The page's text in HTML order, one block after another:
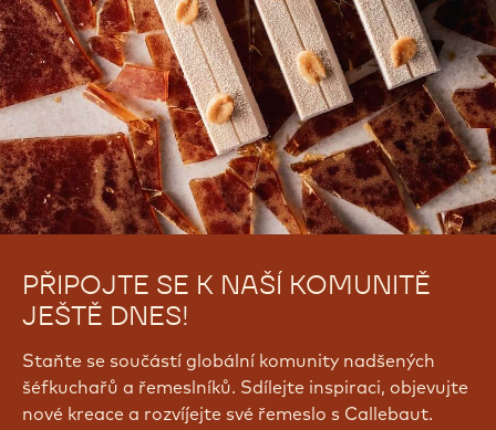
PŘIPOJTE SE K NAŠÍ KOMUNITĚ
JEŠTĚ DNES!
Staňte se součástí globální komunity nadšených
šéfkuchařů a řemeslníků. Sdílejte inspiraci, objevujte
nové kreace a rozvíjejte své řemeslo s Callebaut.